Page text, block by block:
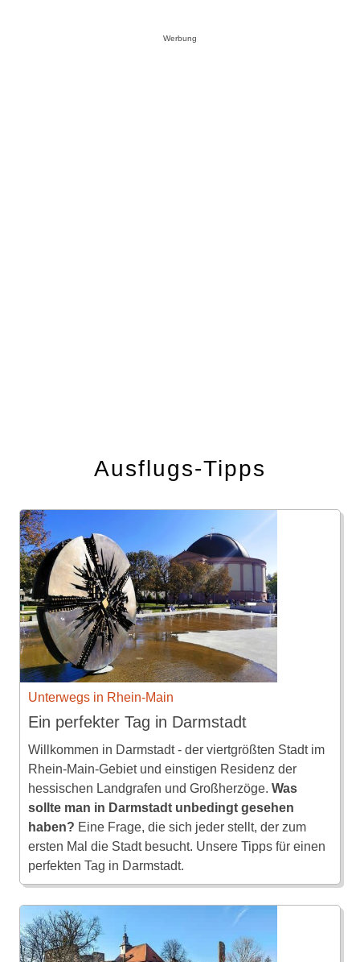
Werbung
Ausflugs-Tipps
Unterwegs in Rhein-Main
Ein perfekter Tag in Darmstadt
Willkommen in Darmstadt - der viertgrößten Stadt im
Rhein-Main-Gebiet und einstigen Residenz der
hessischen Landgrafen und Großherzöge. Was
sollte man in Darmstadt unbedingt gesehen
haben? Eine Frage, die sich jeder stellt, der zum
ersten Mal die Stadt besucht. Unsere Tipps für einen
perfekten Tag in Darmstadt.